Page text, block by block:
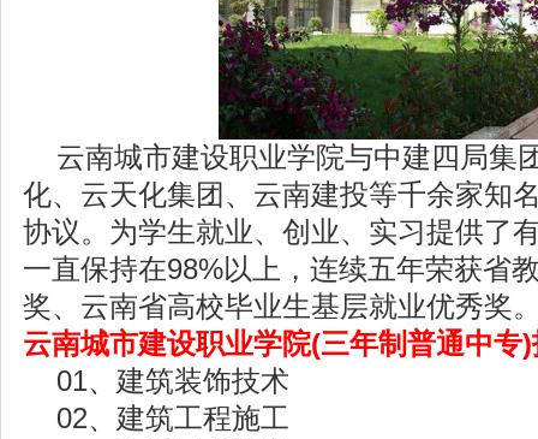
云南城市建设职业学院与中建四局集
化、云天化集团、云南建投等千余家知
协议。为学生就业、创业、实习提供了
一直保持在98%以上，连续五年荣获省
奖、云南省高校毕业生基层就业优秀奖
云南城市建设职业学院(三年制普通中专
01、建筑装饰技术
02、建筑工程施工